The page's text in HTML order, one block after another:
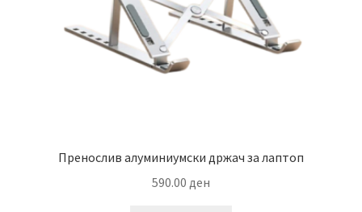
Пренослив алуминиумски држач за лаптоп
590.00 ден